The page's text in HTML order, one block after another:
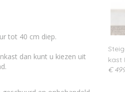
tot 40 cm diep.
dan kunt u kiezen uit
kast
€